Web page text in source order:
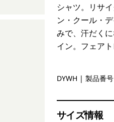
シャツ。リサ
ン・クール・
みで、汗だく
イン。フェア
Dyno White
DYWH | 製品番
サイズ情報